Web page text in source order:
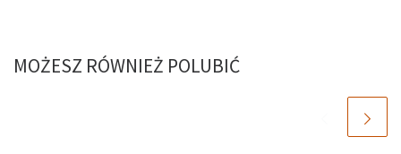
MOŻESZ RÓWNIEŻ POLUBIĆ